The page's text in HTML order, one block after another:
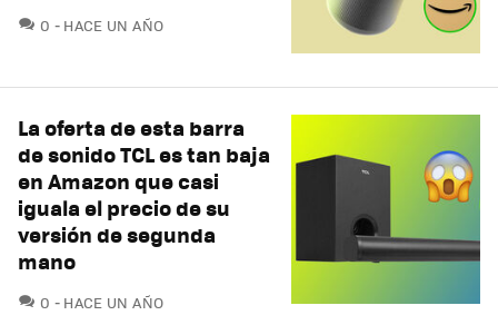
0 COMENTARIOS
HACE UN AÑO
La oferta de esta barra
de sonido TCL es tan baja
en Amazon que casi
iguala el precio de su
versión de segunda
mano
0 COMENTARIOS
HACE UN AÑO